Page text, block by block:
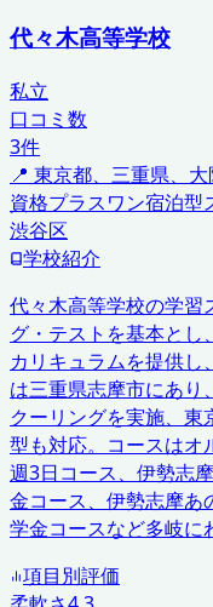
代々木高等学校
私立
口コミ数
3件
📍 東京都、三重県、
資格プラスワン宿泊型
渋谷区
学校紹介
代々木高等学校の学習
グ・テストを基本とし
カリキュラムを提供
は三重県志摩市にあり
クーリングを実施、
型も対応。コースはオ
週3日コース、伊勢志
金コース、伊勢志摩あ
学金コースなど多岐に
項目別評価